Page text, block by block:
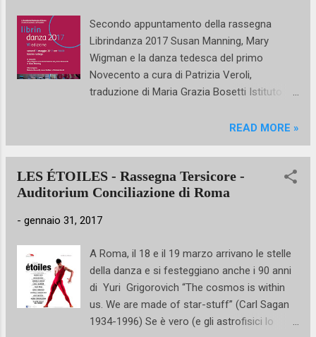
sulla danza, emersi nel convegno internazionale La
recherche en danse entre la France et l’Italie : approches,
méthodes et objets, co-organizzato dall’Associazione
Italiana per la Ricerca sulla Danza (...
Secondo appuntamento della rassegna
Librindanza 2017 Susan Manning, Mary
Wigman e la danza tedesca del primo
Novecento a cura di Patrizia Veroli,
traduzione di Maria Grazia Bosetti Istituto
Venerdì 5 maggio (ore 18) al Teatro Ruskaja
dell'Accademia Nazionale di Danza, secondo
appuntamento della sesta edizione di
Librindanza, la rassegna dedicata alla
presentazione di libri che abbracciano diversi
Gozzano, Storico dell'Arte e da Marco
dell'And. Mary Wigman e la danza tedesca
del primo Novecento, vincitore del Premio De
La Torre Bueno nel 1994, è il titolo del
volume che sarà presentato. L'autrice è
Susan Manning, docente di English Theatre
READ MORE »
LES ÉTOILES - Rassegna Tersicore -
Auditorium Conciliazione di Roma
- gennaio 31, 2017
A Roma, il 18 e il 19 marzo arrivano le stelle
della danza e si festeggiano anche i 90 anni
di Yuri Grigorovich “The cosmos is within
us. We are made of star-stuff” (Carl Sagan
1934-1996) Se è vero (e gli astrofisici lo